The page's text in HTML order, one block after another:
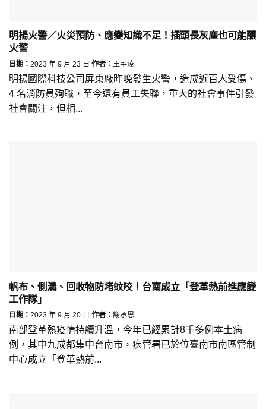
明揚火警／火災預防、應變知識不足！插頭長灰塵也可能釀
火警
日期： 2023 年 9 月 23 日 作者： 王芊淩
明揚國際科技公司屏東廠昨晚發生火警，造成近百人受傷、
4 名消防員殉職，至今還有員工失聯，重大的社會事件引發
社會關注，但相...
帆布、側溝、回收物防堵蚊咬！台南成立「登革熱前進應變
工作隊」
日期： 2023 年 9 月 20 日 作者： 謝承恩
南部登革熱疫情持續升溫，今年已經累計8千多例本土病
例，其中九成都集中台南市，疾管署已於位臺南市南區管制
中心成立「登革熱前...